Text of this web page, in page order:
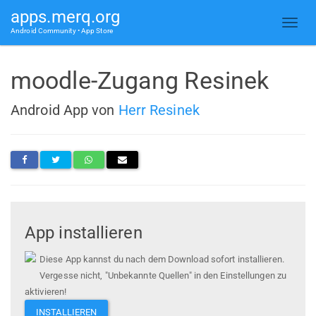
apps.merq.org
Android Community • App Store
moodle-Zugang Resinek
Android App von Herr Resinek
App installieren
Diese App kannst du nach dem Download sofort installieren.
Vergesse nicht, "Unbekannte Quellen" in den Einstellungen zu
aktivieren!
INSTALLIEREN